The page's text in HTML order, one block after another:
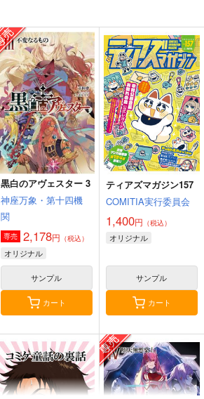
黒白のアヴェスター 3
神座万象・第十四機
関
専売 2,178円 （税込）
オリジナル
サンプル
カート
ティアズマガジン157
COMITIA実行委員会
1,400円 （税込）
オリジナル
サンプル
カート